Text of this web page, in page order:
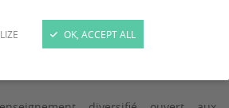
OK, ACCEPT ALL
de Bordeaux accueille environ